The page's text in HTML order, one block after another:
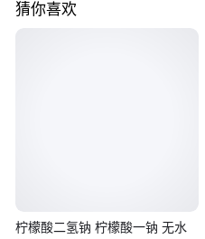
猜你喜欢
柠檬酸二氢钠 柠檬酸一钠 无水